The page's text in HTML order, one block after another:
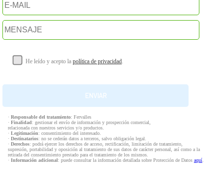
He leído y acepto la política de privacidad.
· Responsable del tratamiento: Fervalles
· Finalidad: gestionar el envío de información y prospección comercial,
relacionada con nuestros servicios y/o productos.
· Legitimación: consentimiento del interesado.
· Destinatarios: no se cederán datos a terceros, salvo obligación legal.
· Derechos: podrá ejercer los derechos de acceso, rectificación, limitación de tratamiento,
supresión, portabilidad y oposición al tratamiento de sus datos de carácter personal, así como a la
retirada del consentimiento prestado para el tratamiento de los mismos.
· Información adicional: puede consultar la información detallada sobre Protección de Datos aquí.